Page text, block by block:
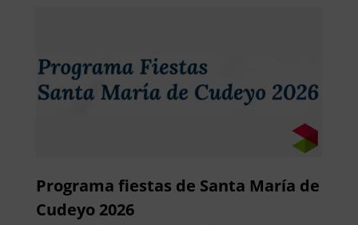
Programa fiestas de Santa María de
Cudeyo 2026